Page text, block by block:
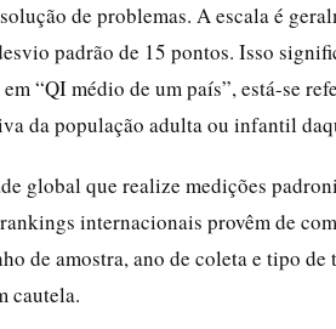
de problemas. A escala é
padrão de 15 pontos. Isso
“QI médio de um país”, está-se
da população adulta ou infantil
global que realize medições
internacionais provêm de
de amostra, ano de coleta e tipo de
cautela.